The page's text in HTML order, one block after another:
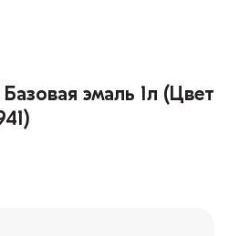
Базовая эмаль 1л (Цвет